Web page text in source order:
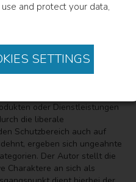
and protect your data,
SETTINGS
oder Dienstleistungen
die liberale
Schutzbereich auch auf
ergeben sich ungeahnte
Der Autor stellt die
Charaktere an sich als